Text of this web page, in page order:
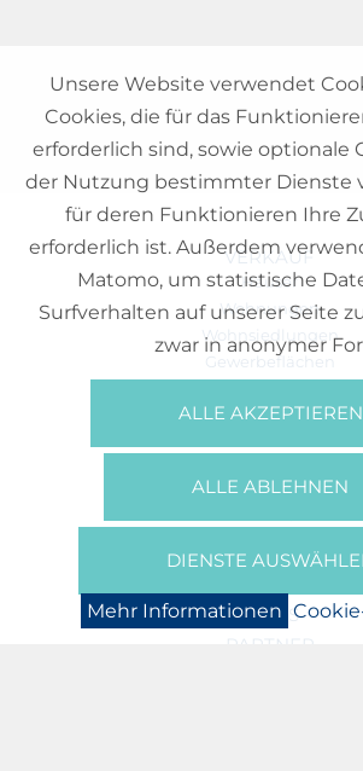
VERKAUF
Häuser
Wohnungen
Wohnsiedlungen
Gewerbeflächen
Wer Sind Wir?
NEWS
PARTNER
Unsere Website verwendet
Cookies, die für das
erforderlich sind, sowie optionale
der Nutzung bestimmter Dienste
für deren Funktionieren Ihre
erforderlich ist. Außerdem
Matomo, um statistische
Surfverhalten auf unserer Seite
zwar in anonymer
ALLE AKZEPTIEREN
ALLE ABLEHNEN
DIENSTE
Mehr Informationen